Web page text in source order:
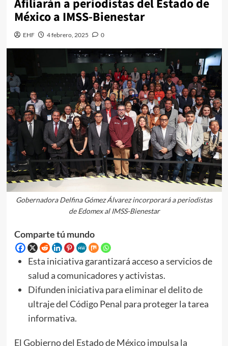
Afiliarán a periodistas del Estado de
México a IMSS-Bienestar
EHF 4 febrero, 2025 0
Gobernadora Delfina Gómez Álvarez incorporará a periodistas
de Edomex al IMSS-Bienestar
Comparte tú mundo
Esta iniciativa garantizará acceso a servicios de
salud a comunicadores y activistas.
Difunden iniciativa para eliminar el delito de
ultraje del Código Penal para proteger la tarea
informativa.
El Gobierno del Estado de México impulsa la